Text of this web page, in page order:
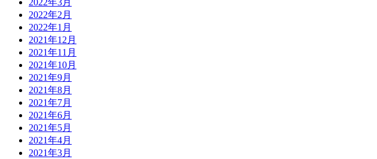
2022年3月
2022年2月
2022年1月
2021年12月
2021年11月
2021年10月
2021年9月
2021年8月
2021年7月
2021年6月
2021年5月
2021年4月
2021年3月